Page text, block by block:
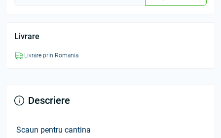
Livrare
Livrare prin Romania
Descriere
Scaun pentru cantina